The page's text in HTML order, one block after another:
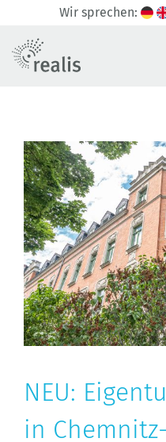
Wir sprechen:
NEU:
in